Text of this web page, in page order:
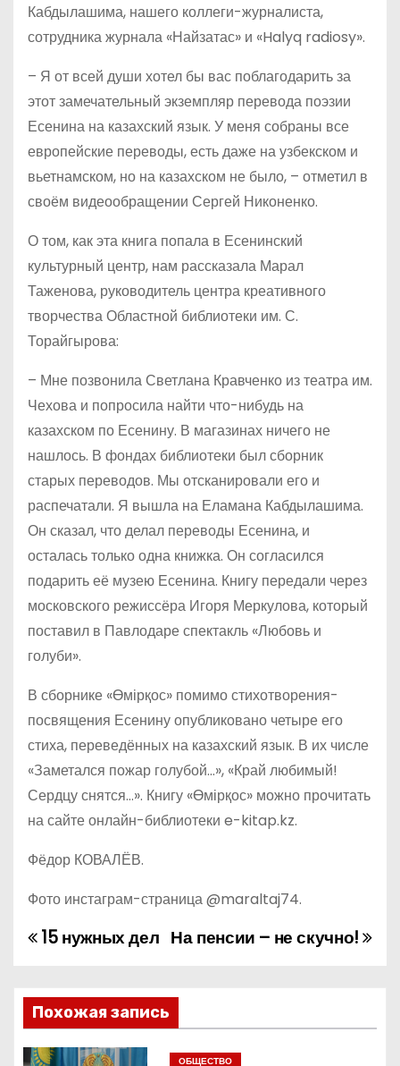
Кабдылашима, нашего коллеги-журналиста,
сотрудника журнала «Найзатас» и «Halyq radiosy».
– Я от всей души хотел бы вас поблагодарить за
этот замечательный экземпляр перевода поэзии
Есенина на казахский язык. У меня собраны все
европейские переводы, есть даже на узбекском и
вьетнамском, но на казахском не было, – отметил в
своём видеообращении Сергей Никоненко.
О том, как эта книга попала в Есенинский
культурный центр, нам рассказала Марал
Таженова, руководитель центра креативного
творчества Областной библиотеки им. С.
Торайгырова:
– Мне позвонила Светлана Кравченко из театра им.
Чехова и попросила найти что-нибудь на
казахском по Есенину. В магазинах ничего не
нашлось. В фондах библиотеки был сборник
старых переводов. Мы отсканировали его и
распечатали. Я вышла на Еламана Кабдылашима.
Он сказал, что делал переводы Есенина, и
осталась только одна книжка. Он согласился
подарить её музею Есенина. Книгу передали через
московского режиссёра Игоря Меркулова, который
поставил в Павлодаре спектакль «Любовь и
голуби».
В сборнике «Өмірқос» помимо стихотворения-
посвящения Есенину опубликовано четыре его
стиха, переведённых на казахский язык. В их числе
«Заметался пожар голубой…», «Край любимый!
Сердцу снятся…». Книгу «Өмірқос» можно прочитать
на сайте онлайн-библиотеки e-kitap.kz.
Фёдор КОВАЛЁВ.
Фото инстаграм-страница @maraltaj74.
Н
в
и
На пенсии – не скучно!
15 нужных дел
Похожая запись
ОБЩЕСТВО